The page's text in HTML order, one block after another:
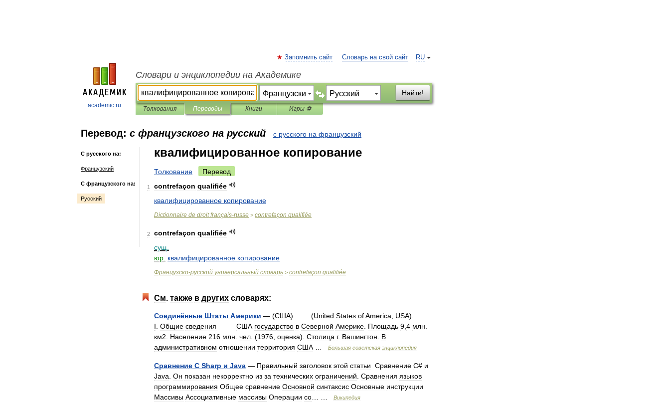
academic.ru
RU
Запомнить сайт Словарь на свой сайт
Словари и энциклопедии на Академике
Найти!
Толкования Переводы Книги Игры ⚽
Перевод: с французского на русский с русского на французский
С русского на:
Французский
С французского на:
Русский
квалифицированное копирование
Толкование Перевод
1 contrefaçon qualifiée
квалифицированное копирование
Dictionnaire de droit français-russe > contrefaçon qualifiée
2 contrefaçon qualifiée
сущ
юр квалифицированное копирование
Французско-русский универсальный словарь > contrefaçon qualifiée
См. также в других словарях:
Соединённые Штаты Америки — (США) (United States ofAmerica USA).
I Общие сведения США государство в Северной Америке Площадь 9 4 млн
км2
Население 216 млн чел . (1976 оценка). Столица г. Вашингтон
В
административном отношении территория США Большая советская энциклопедия
Сравнение C Sharp и Java — Правильный заголовок этой статьи Сравнение C# и
Java Он показан некорректно из за технических ограничений Сравнения языков
программирования Общее сравнение Основной синтаксис Основные инструкции
Массивы Ассоциативные массивы Операции со Википедия